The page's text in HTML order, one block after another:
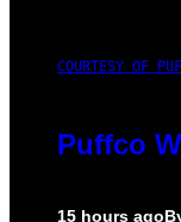
COURTESY OF
Puffco
15 hours ago